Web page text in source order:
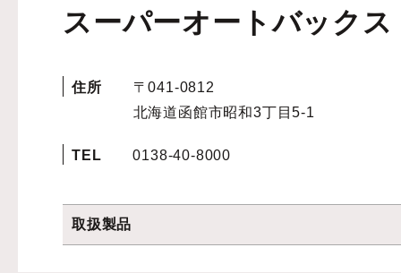
スーパーオートバックス
住所
〒041-0812
北海道函館市昭和3丁目5-1
TEL 0138-40-8000
取扱製品